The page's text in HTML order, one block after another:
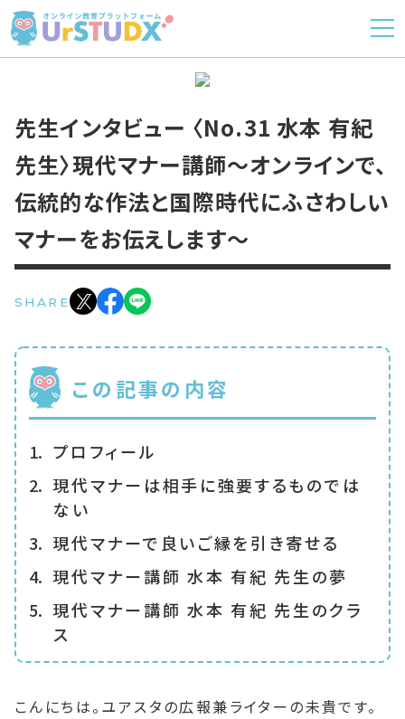
先生インタビュー 〈No.31 水本 有紀
先生〉現代マナー講師〜オンラインで、
伝統的な作法と国際時代にふさわしい
マナーをお伝えします〜
SHARE
この記事の内容
プロフィール
現代マナーは相手に強要するものでは
ない
現代マナーで良いご縁を引き寄せる
現代マナー講師 水本 有紀 先生の夢
現代マナー講師 水本 有紀 先生のクラ
ス
こんにちは。ユアスタの広報兼ライターの未貴です。